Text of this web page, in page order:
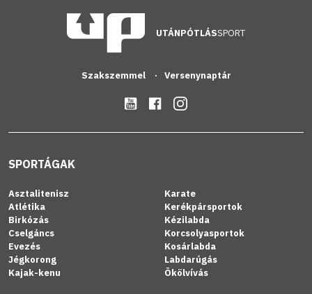
UTÁNPÓTLÁSSPORT
Szakszemmel Versenynaptár
SPORTÁGAK
Asztalitenisz
Atlétika
Birkózás
Cselgáncs
Evezés
Jégkorong
Kajak-kenu
Karate
Kerékpársportok
Kézilabda
Korcsolyasportok
Kosárlabda
Labdarúgás
Ökölvívás